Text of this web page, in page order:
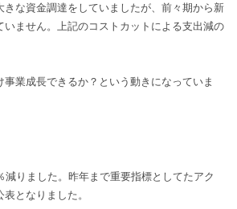
きな資金調達をしていましたが、前々期から新
いません。上記のコストカットによる支出減の
業成長できるか？という動きになっていま
減りました。昨年まで重要指標としてたアク
となりました。